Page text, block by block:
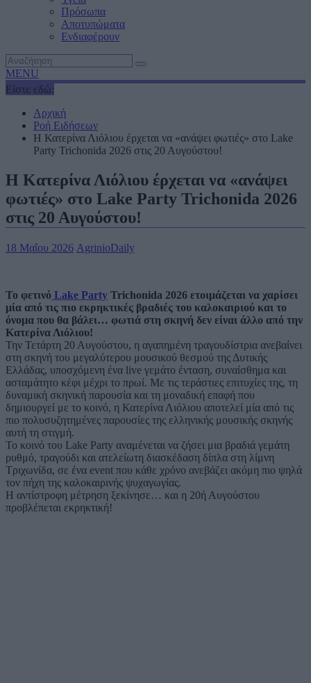
Πρόσωπα
Αποτυπώματα
Ενδιαφέρουν
MENU
Είστε εδώ:
Αρχική
Ροή Ειδήσεων
Η Κατερίνα Λιόλιου έρχεται να «ανάψει φωτιές» στο Lake
Party Trichonida 2026 στις 20 Αυγούστου!
Η Κατερίνα Λιόλιου έρχεται να «ανάψει
φωτιές» στο Lake Party Trichonida 2026
στις 20 Αυγούστου!
18 Μαΐου 2026 AgrinioDaily
Το φετινό Lake Party Trichonida 2026 ετοιμάζεται να χαρίσει
μία από τις πιο εκρηκτικές βραδιές του καλοκαιριού και το
όνομα που θα βάλει… φωτιά στη σκηνή δεν είναι άλλο από την
Κατερίνα Λιόλιου!
Την Τετάρτη 20 Αυγούστου, η αγαπημένη τραγουδίστρια ανεβαίνει
στη σκηνή του μεγαλύτερου μουσικού θεσμού της Δυτικής
Ελλάδας, υποσχόμενη ένα live γεμάτο ένταση, συναίσθημα και
ασταμάτητο κέφι μέχρι το πρωί. Με τις τεράστιες επιτυχίες της, τη
δυναμική σκηνική παρουσία και τη μοναδική επαφή που
δημιουργεί με το κοινό, η Κατερίνα Λιόλιου αποτελεί μία από τις
πιο πολυσυζητημένες παρουσίες της ελληνικής μουσικής σκηνής
αυτή τη στιγμή.
Το κοινό του Lake Party αναμένεται να ζήσει μια βραδιά γεμάτη
ρυθμό, τραγούδι και ατελείωτη διασκέδαση δίπλα στη λίμνη
Τριχωνίδα, σε ένα event που κάθε χρόνο ανεβάζει ακόμη πιο ψηλά
τον πήχη της καλοκαιρινής ψυχαγωγίας.
Η αντίστροφη μέτρηση ξεκίνησε… και η 20ή Αυγούστου
προβλέπεται εκρηκτική!